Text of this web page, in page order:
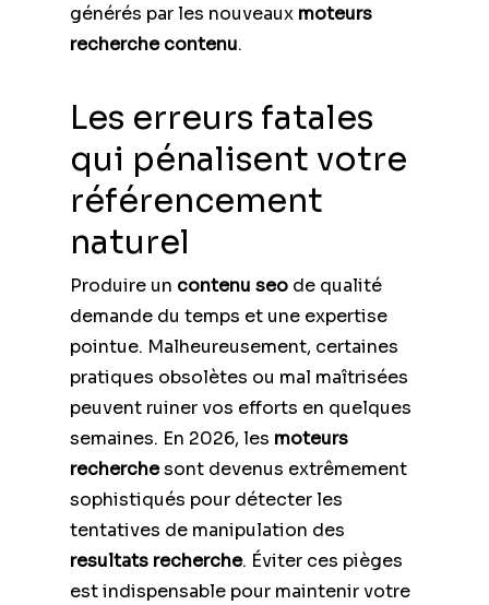
générés par les nouveaux moteurs
recherche contenu.
Les erreurs fatales
qui pénalisent votre
référencement
naturel
Produire un contenu seo de qualité
demande du temps et une expertise
pointue. Malheureusement, certaines
pratiques obsolètes ou mal maîtrisées
peuvent ruiner vos efforts en quelques
semaines. En 2026, les moteurs
recherchesont devenus extrêmement
sophistiqués pour détecter les
tentatives de manipulation des
resultats recherche. Éviter ces pièges
est indispensable pour maintenir votre